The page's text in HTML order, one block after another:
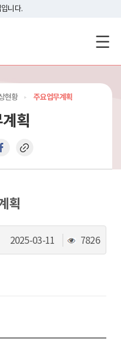
니다.
현황 주요업무계획
획
획
2025-03-11
조
회
7826